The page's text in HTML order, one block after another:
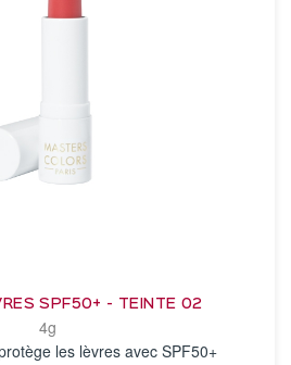
SPF50+ - TEINTE 02
4g
les lèvres avec SPF50+